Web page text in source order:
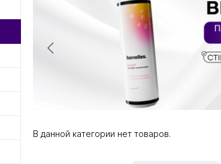
В данной категории нет товаров.